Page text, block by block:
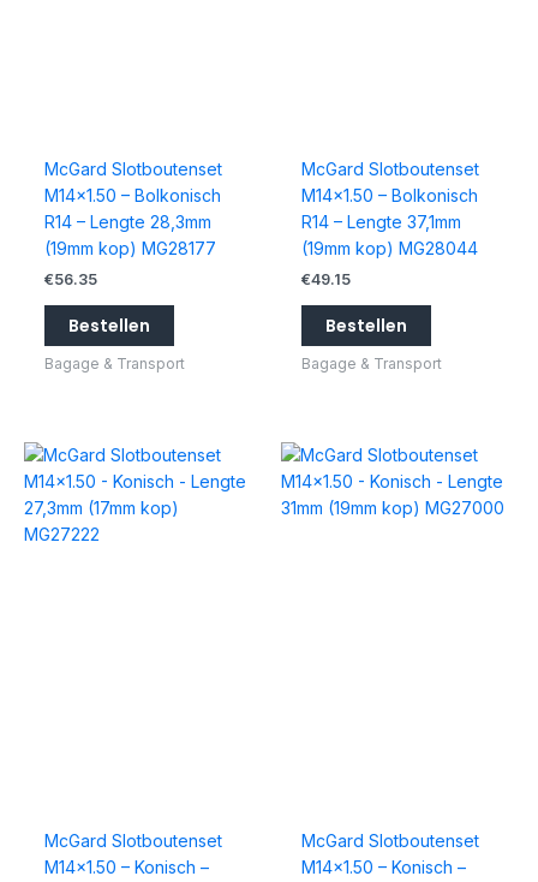
McGard Slotboutenset
M14x1.50 – Bolkonisch
R14 – Lengte 28,3mm
(19mm kop) MG28177
€56.35
Bestellen
Bagage & Transport
McGard Slotboutenset
M14x1.50 – Bolkonisch
R14 – Lengte 37,1mm
(19mm kop) MG28044
€49.15
Bestellen
Bagage & Transport
McGard Slotboutenset
M14x1.50 – Konisch –
McGard Slotboutenset
M14x1.50 – Konisch –